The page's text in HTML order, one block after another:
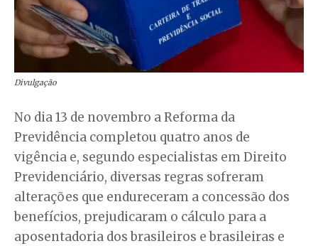
Divulgação
No dia 13 de novembro a Reforma da
Previdência completou quatro anos de
vigência e, segundo especialistas em Direito
Previdenciário, diversas regras sofreram
alterações que endureceram a concessão dos
benefícios, prejudicaram o cálculo para a
aposentadoria dos brasileiros e brasileiras e